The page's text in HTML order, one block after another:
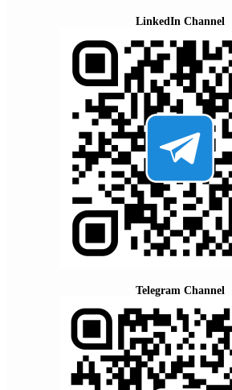
LinkedIn Channel
Telegram Channel